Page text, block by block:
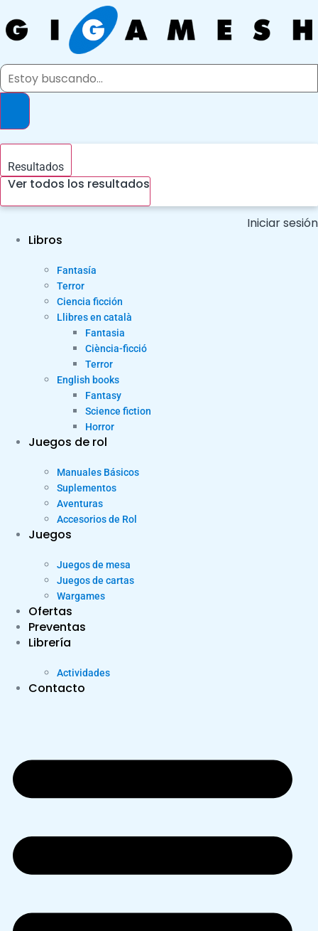
al
contenido
Search
Resultados
Ver todos los resultados
Iniciar sesión
Libros
Fantasía
Terror
Ciencia ficción
Llibres en català
Fantasia
Ciència-ficció
Terror
English books
Fantasy
Science fiction
Horror
Juegos de rol
Manuales Básicos
Suplementos
Aventuras
Accesorios de Rol
Juegos
Juegos de mesa
Juegos de cartas
Wargames
Ofertas
Preventas
Librería
Actividades
Contacto